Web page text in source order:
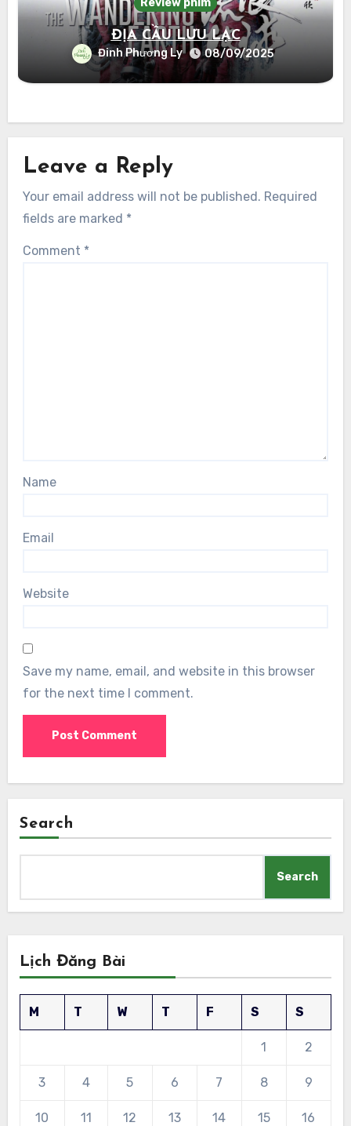
Review phim
ĐỊA CẦU LƯU LẠC
Đinh Phương Ly 08/09/2025
Leave a Reply
Your email address will not be published. Required
fields are marked *
Comment *
Name
Email
Website
Save my name, email, and website in this browser
for the next time I comment.
Search
Search
Lịch Đăng Bài
M T W T F S S
1 2
3 4 5 6 7 8 9
10 11 12 13 14 15 16